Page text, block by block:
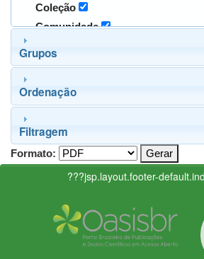
Coleção
Comunidade
Grupos
Ordenação
Filtragem
Formato:
???jsp.layout.footer-